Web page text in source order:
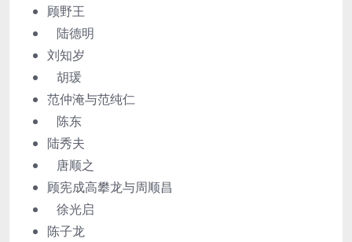
顾野王
陆德明
刘知岁
胡瑗
范仲淹与范纯仁
陈东
陆秀夫
唐顺之
顾宪成高攀龙与周顺昌
徐光启
陈子龙